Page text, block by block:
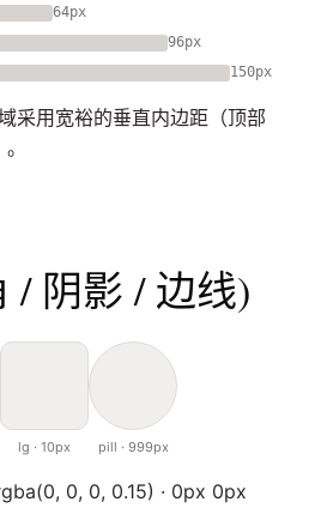
64px
96px
150px
采用宽裕的垂直内边距（顶部
/ 阴影 / 边线)
lg · 10px pill · 999px
0, 0, 0.15) · 0px 0px